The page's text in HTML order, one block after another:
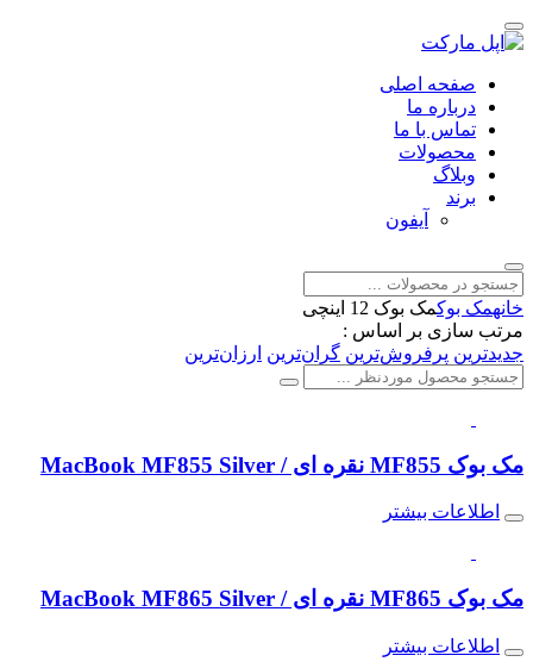
صفحه اصلی
درباره ما
تماس با ما
محصولات
وبلاگ
برند
آیفون
خانهمک بوکمک بوک 12 اینچی
مرتب سازی بر اساس :
جدیدترین پرفروش‌ترین گران‌ترین ارزان‌ترین
مک بوک MF855 نقره ای / MacBook MF855 Silver
اطلاعات بیشتر
مک بوک MF865 نقره ای / MacBook MF865 Silver
اطلاعات بیشتر